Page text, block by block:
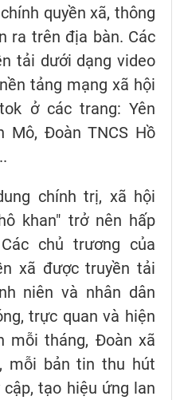
quyền xã, thông
ra trên địa bàn. Các
tải dưới dạng video
tảng mạng xã hội
ở các trang: Yên
Mô, Đoàn TNCS Hồ
chính trị, xã hội
khan" trở nên hấp
chủ trương của
xã được truyền tải
niên và nhân dân
trực quan và hiện
mỗi tháng, Đoàn xã
mỗi bản tin thu hút
tạo hiệu ứng lan